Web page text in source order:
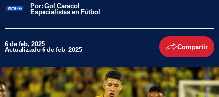
Por: Gol Caracol
Especialistas en Fútbol
6 de feb, 2025
Actualizado 6 de feb, 2025 Compartir